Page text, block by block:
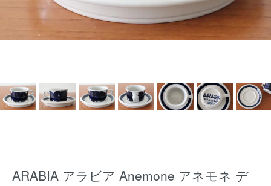
ARABIA アラビア Anemone アネモネ デ